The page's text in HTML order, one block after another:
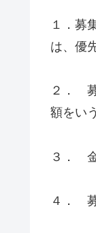
１．募
は、優
２．
額をい
３．
４．